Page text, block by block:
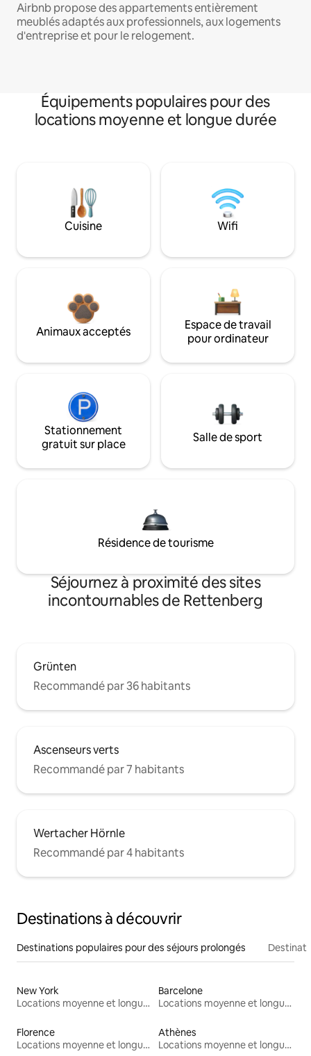
Airbnb propose des appartements entièrement
meublés adaptés aux professionnels, aux logements
d'entreprise et pour le relogement.
Équipements populaires pour des
locations moyenne et longue durée
Cuisine Wifi
Animaux acceptés
Espace de travail
pour ordinateur
Stationnement
gratuit sur place
Salle de sport
Résidence de tourisme
Séjournez à proximité des sites
incontournables de Rettenberg
Grünten
Recommandé par 36 habitants
Ascenseurs verts
Recommandé par 7 habitants
Wertacher Hörnle
Recommandé par 4 habitants
Destinations à découvrir
Destinations populaires pour des séjours prolongés
New York
Locations moyenne et longue durée
Barcelone
Locations moyenne et longue durée
Florence
Locations moyenne et longue durée
Athènes
Locations moyenne et longue durée